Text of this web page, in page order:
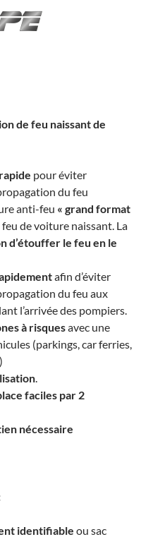
de feu naissant de
pour éviter
du feu
anti-feu « grand format
de voiture naissant. La
d’étouffer le feu en le
afin d’éviter
du feu aux
l’arrivée des pompiers.
à risquesavec une
(parkings, car ferries,
.
faciles par 2
nécessaire
identifiable ou sac